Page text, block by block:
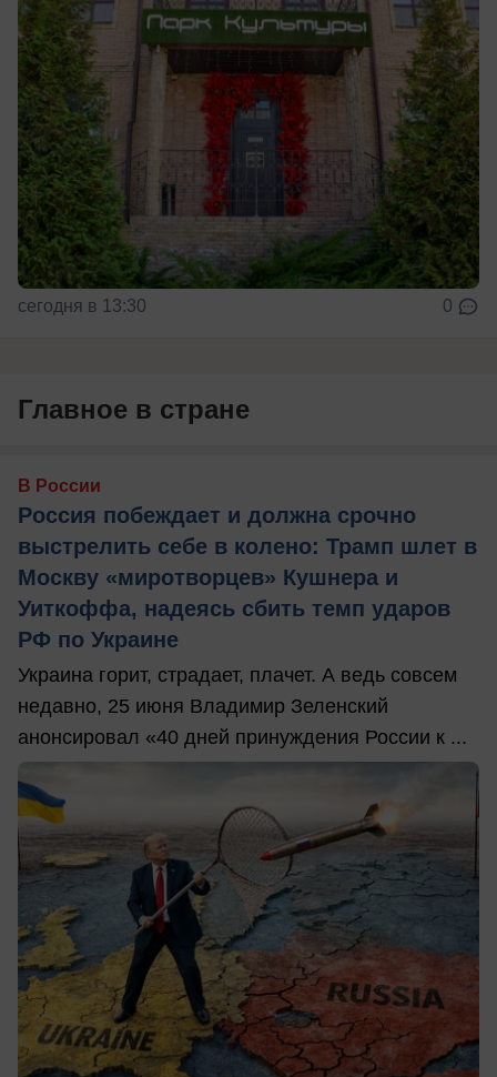
сегодня в 13:30 0
Главное в стране
В России
Россия побеждает и должна срочно
выстрелить себе в колено: Трамп шлет в
Москву «миротворцев» Кушнера и
Уиткоффа, надеясь сбить темп ударов
РФ по Украине
Украина горит, страдает, плачет. А ведь совсем
недавно, 25 июня Владимир Зеленский
анонсировал «40 дней принуждения России к ...